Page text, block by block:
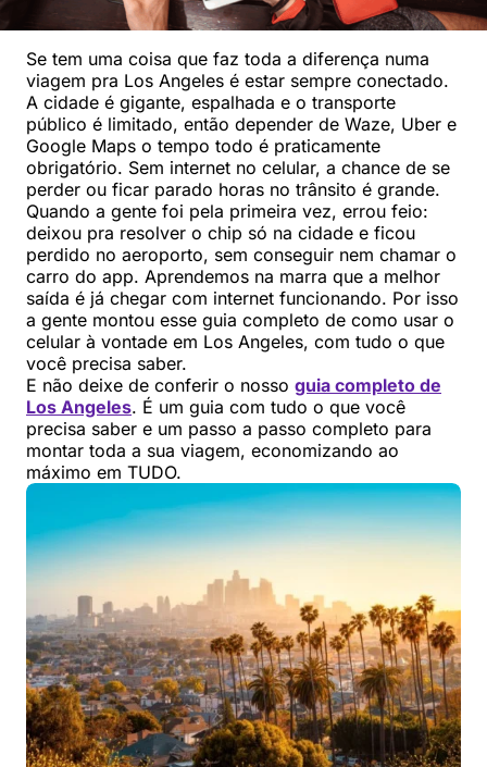
Se tem uma coisa que faz toda a diferença numa
viagem pra Los Angeles é estar sempre conectado.
A cidade é gigante, espalhada e o transporte
público é limitado, então depender de Waze, Uber e
Google Maps o tempo todo é praticamente
obrigatório. Sem internet no celular, a chance de se
perder ou ficar parado horas no trânsito é grande.
Quando a gente foi pela primeira vez, errou feio:
deixou pra resolver o chip só na cidade e ficou
perdido no aeroporto, sem conseguir nem chamar o
carro do app. Aprendemos na marra que a melhor
saída é já chegar com internet funcionando. Por isso
a gente montou esse guia completo de como usar o
celular à vontade em Los Angeles, com tudo o que
você precisa saber.
E não deixe de conferir o nosso guia completo de
Los Angeles. É um guia com tudo o que você
precisa saber e um passo a passo completo para
montar toda a sua viagem, economizando ao
máximo em TUDO.